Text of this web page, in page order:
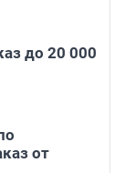
до 20 000
от